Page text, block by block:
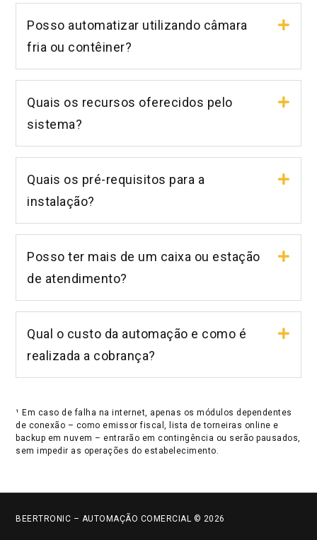
Posso automatizar utilizando câmara
fria ou contêiner?
Quais os recursos oferecidos pelo
sistema?
Quais os pré-requisitos para a
instalação?
Posso ter mais de um caixa ou estação
de atendimento?
Qual o custo da automação e como é
realizada a cobrança?
¹ Em caso de falha na internet, apenas os módulos dependentes
de conexão – como emissor fiscal, lista de torneiras online e
backup em nuvem – entrarão em contingência ou serão pausados,
sem impedir as operações do estabelecimento.
BEERTRONIC – AUTOMAÇÃO COMERCIAL © 2026